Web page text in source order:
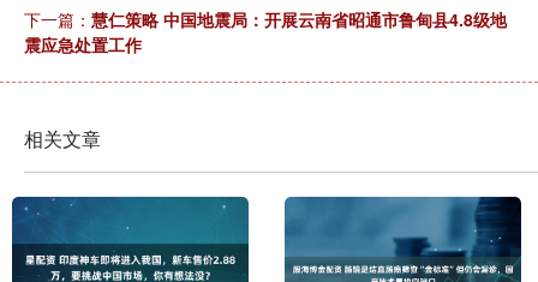
下一篇： 慧仁策略 中国地震局：开展云南省昭通市鲁甸县4.8级地
震应急处置工作
相关文章